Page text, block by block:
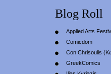
Blog Roll
Applied Arts
Comicdom
Con Chrisoulis
GreekComics